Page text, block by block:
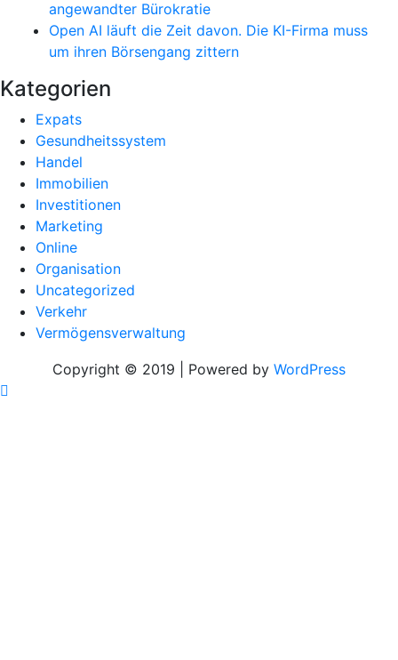
angewandter Bürokratie
Open AI läuft die Zeit davon. Die KI-Firma muss
um ihren Börsengang zittern
Kategorien
Expats
Gesundheitssystem
Handel
Immobilien
Investitionen
Marketing
Online
Organisation
Uncategorized
Verkehr
Vermögensverwaltung
Copyright © 2019 | Powered by WordPress